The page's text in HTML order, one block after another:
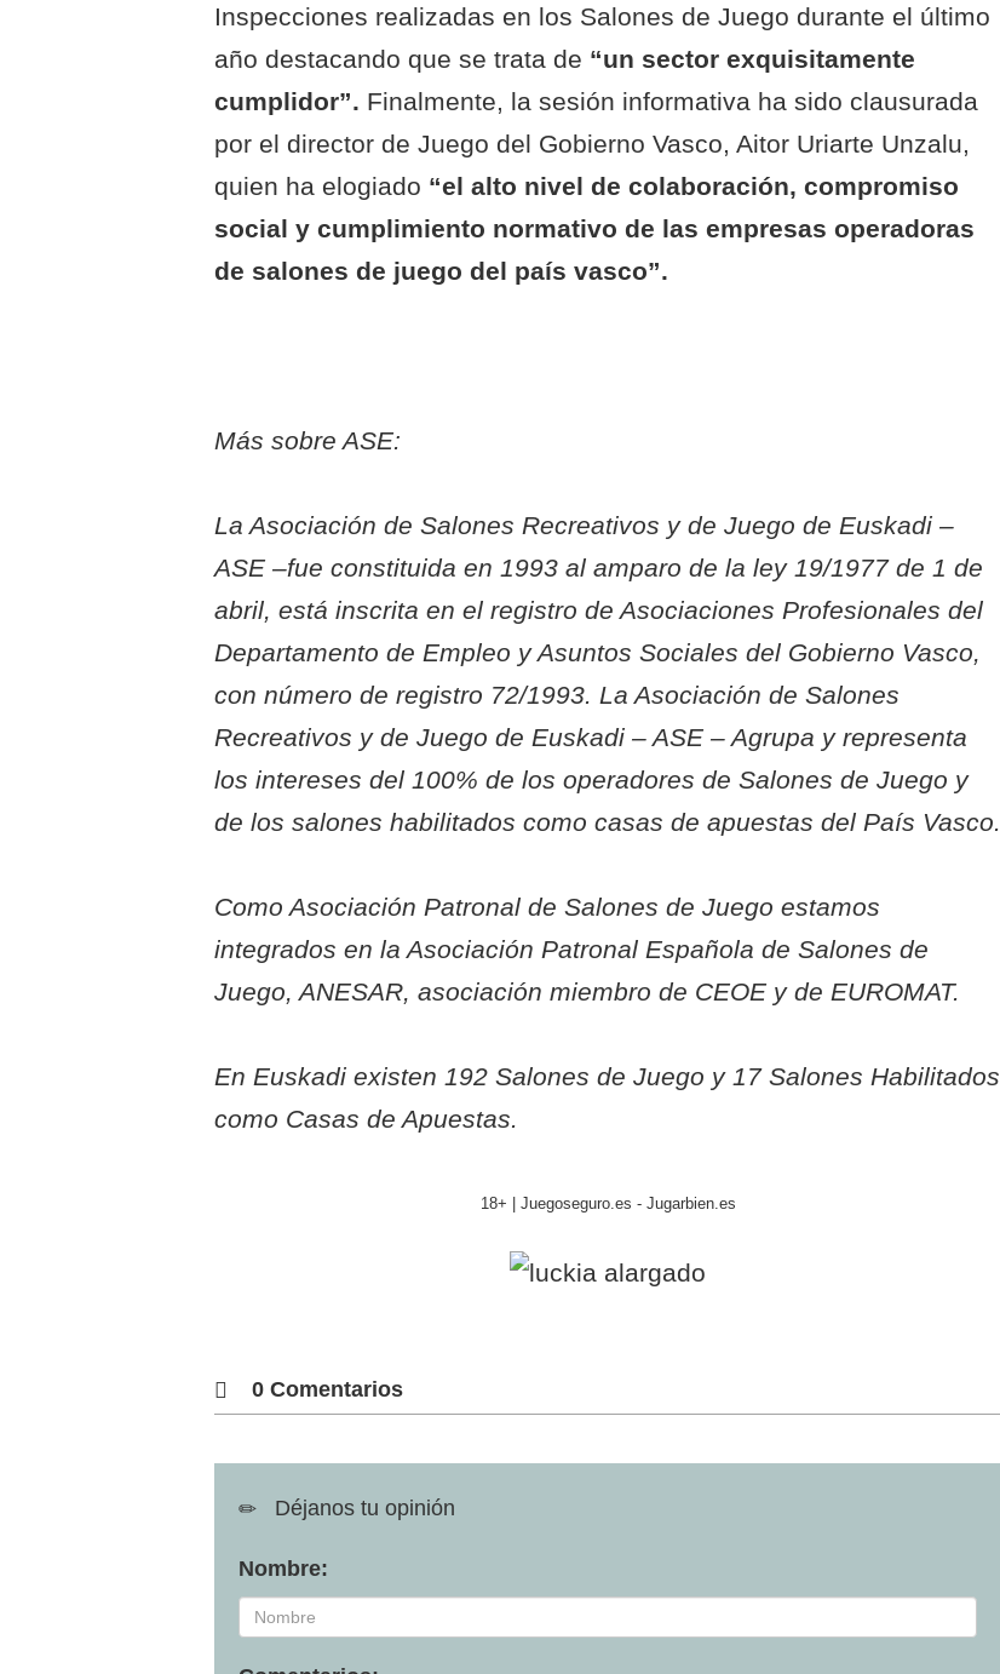
Inspecciones realizadas en los Salones de Juego durante el último
año destacando que se trata de “un sector exquisitamente
cumplidor”. Finalmente, la sesión informativa ha sido clausurada
por el director de Juego del Gobierno Vasco, Aitor Uriarte Unzalu,
quien ha elogiado “el alto nivel de colaboración, compromiso
social y cumplimiento normativo de las empresas operadoras
de salones de juego del país vasco”.
Más sobre ASE:
La Asociación de Salones Recreativos y de Juego de Euskadi –
ASE –fue constituida en 1993 al amparo de la ley 19/1977 de 1 de
abril, está inscrita en el registro de Asociaciones Profesionales del
Departamento de Empleo y Asuntos Sociales del Gobierno Vasco,
con número de registro 72/1993. La Asociación de Salones
Recreativos y de Juego de Euskadi – ASE – Agrupa y representa
los intereses del 100% de los operadores de Salones de Juego y
de los salones habilitados como casas de apuestas del País Vasco.
Como Asociación Patronal de Salones de Juego estamos
integrados en la Asociación Patronal Española de Salones de
Juego, ANESAR, asociación miembro de CEOE y de EUROMAT.
En Euskadi existen 192 Salones de Juego y 17 Salones Habilitados
como Casas de Apuestas.
18+ | Juegoseguro.es - Jugarbien.es
0 Comentarios
Déjanos tu opinión
Nombre: